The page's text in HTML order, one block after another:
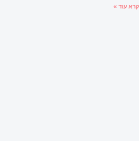
קרא עוד »